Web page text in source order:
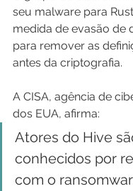
seu malware para
medida de evasão de
para remover as
antes da criptografia.
A CISA, agência de
dos EUA, afirma:
Atores do Hive
conhecidos por
com o